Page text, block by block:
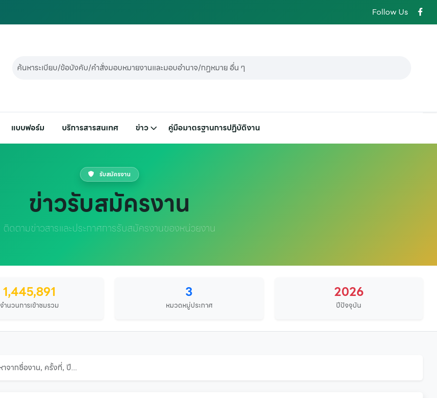
Follow Us
แบบฟอร์ม บริการสารสนเทศ ข่าว คู่มือมาตรฐานการปฏิบัติงาน
รับสมัครงาน
ข่าวรับสมัครงาน
ติดตามข่าวสารและประกาศการรับสมัครงานของหน่วยงาน
1,445,891
จำนวนการเข้าชมรวม
3
หมวดหมู่ประกาศ
2026
ปีปัจจุบัน